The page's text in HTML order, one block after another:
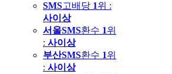
SMS고배당 1위 :
사이상
서울SMS환수 1위
: 사이상
부산SMS환수 1위
: 사이상